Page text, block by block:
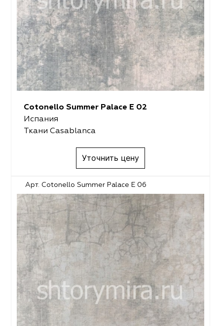
Cotonello Summer Palace E 02
Испания
Ткани Casablanca
Уточнить цену
Арт. Cotonello Summer Palace E 06